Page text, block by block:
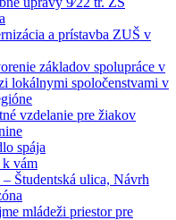
a prístavba ZUŠ v
základov spolupráce v
lokálnymi spoločenstvami v
vzdelanie pre žiakov
spája
k vám
Študentská ulica, Návrh
mládeži priestor pre